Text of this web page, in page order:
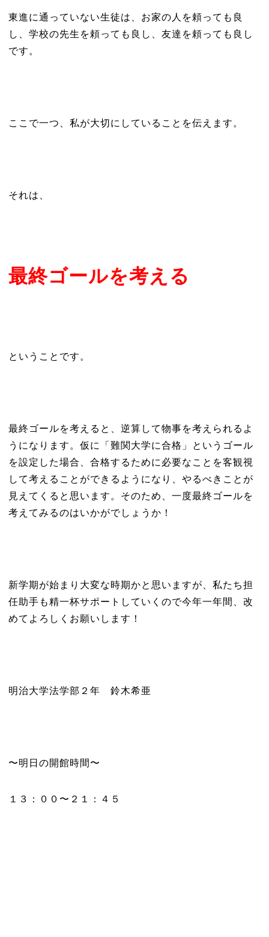
東進に通っていない生徒は、お家の人を頼っても良
し、学校の先生を頼っても良し、友達を頼っても良し
です。
ここで一つ、私が大切にしていることを伝えます。
それは、
最終ゴールを考える
ということです。
最終ゴールを考えると、逆算して物事を考えられるよ
うになります。仮に「難関大学に合格」というゴール
を設定した場合、合格するために必要なことを客観視
して考えることができるようになり、やるべきことが
見えてくると思います。そのため、一度最終ゴールを
考えてみるのはいかがでしょうか！
新学期が始まり大変な時期かと思いますが、私たち担
任助手も精一杯サポートしていくので今年一年間、改
めてよろしくお願いします！
明治大学法学部２年 鈴木希亜
〜明日の開館時間〜
１３：００〜２１：４５